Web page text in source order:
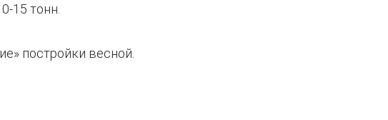
15 тонн.
постройки весной.